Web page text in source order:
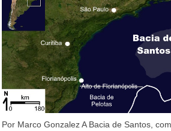
Por Marco Gonzalez A Bacia de Santos,